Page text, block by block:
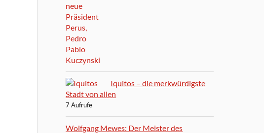
Iquitos – die merkwürdigste
Stadt von allen
7 Aufrufe
Wolfgang Mewes: Der Meister des